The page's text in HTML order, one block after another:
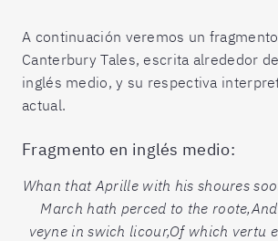
A continuación veremos un
Canterbury Tales, escrita alrededor
inglés medio, y su respectiva
actual.
Fragmento en inglés medio:
Whan that Aprille with his shoures
March hath perced to the
veyne in swich licour,Of which vertu